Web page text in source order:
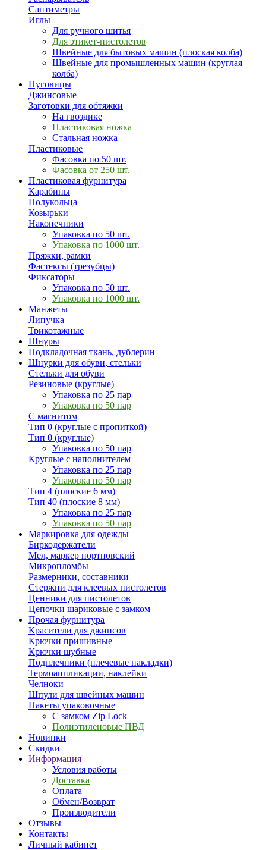
Сантиметры
Иглы
Для ручного шитья
Для этикет-пистолетов
Швейные для бытовых машин (плоская колба)
Швейные для промышленных машин (круглая
колба)
Пуговицы
Джинсовые
Заготовки для обтяжки
На гвоздике
Пластиковая ножка
Стальная ножка
Пластиковые
Фасовка по 50 шт.
Фасовка от 250 шт.
Пластиковая фурнитура
Карабины
Полукольца
Козырьки
Наконечники
Упаковка по 50 шт.
Упаковка по 1000 шт.
Пряжки, рамки
Фастексы (трезубцы)
Фиксаторы
Упаковка по 50 шт.
Упаковка по 1000 шт.
Манжеты
Липучка
Трикотажные
Шнуры
Подкладочная ткань, дублерин
Шнурки для обуви, стельки
Стельки для обуви
Резиновые (круглые)
Упаковка по 25 пар
Упаковка по 50 пар
С магнитом
Тип 0 (круглые с пропиткой)
Тип 0 (круглые)
Упаковка по 50 пар
Круглые с наполнителем
Упаковка по 25 пар
Упаковка по 50 пар
Тип 4 (плоские 6 мм)
Тип 40 (плоские 8 мм)
Упаковка по 25 пар
Упаковка по 50 пар
Маркировка для одежды
Биркодержатели
Мел, маркер портновский
Микропломбы
Размерники, составники
Стержни для клеевых пистолетов
Ценники для пистолетов
Цепочки шариковые с замком
Прочая фурнитура
Красители для джинсов
Крючки пришивные
Крючки шубные
Подплечники (плечевые накладки)
Термоаппликации, наклейки
Челноки
Шпули для швейных машин
Пакеты упаковочные
С замком Zip Lock
Полиэтиленовые ПВД
Новинки
Скидки
Информация
Условия работы
Доставка
Оплата
Обмен/Возврат
Производители
Отзывы
Контакты
Личный кабинет